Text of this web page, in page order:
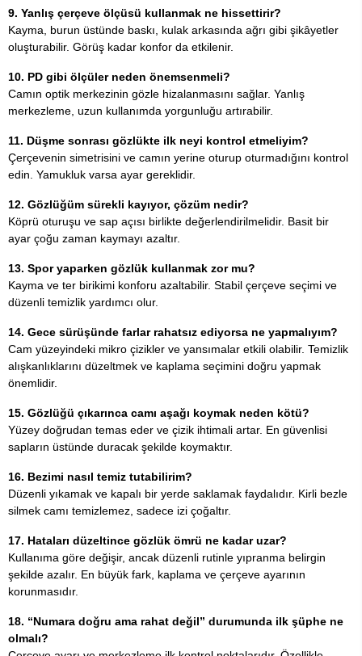
9. Yanlış çerçeve ölçüsü kullanmak ne hissettirir?
Kayma, burun üstünde baskı, kulak arkasında ağrı gibi şikâyetler
oluşturabilir. Görüş kadar konfor da etkilenir.
10. PD gibi ölçüler neden önemsenmeli?
Camın optik merkezinin gözle hizalanmasını sağlar. Yanlış
merkezleme, uzun kullanımda yorgunluğu artırabilir.
11. Düşme sonrası gözlükte ilk neyi kontrol etmeliyim?
Çerçevenin simetrisini ve camın yerine oturup oturmadığını kontrol
edin. Yamukluk varsa ayar gereklidir.
12. Gözlüğüm sürekli kayıyor, çözüm nedir?
Köprü oturuşu ve sap açısı birlikte değerlendirilmelidir. Basit bir
ayar çoğu zaman kaymayı azaltır.
13. Spor yaparken gözlük kullanmak zor mu?
Kayma ve ter birikimi konforu azaltabilir. Stabil çerçeve seçimi ve
düzenli temizlik yardımcı olur.
14. Gece sürüşünde farlar rahatsız ediyorsa ne yapmalıyım?
Cam yüzeyindeki mikro çizikler ve yansımalar etkili olabilir. Temizlik
alışkanlıklarını düzeltmek ve kaplama seçimini doğru yapmak
önemlidir.
15. Gözlüğü çıkarınca camı aşağı koymak neden kötü?
Yüzey doğrudan temas eder ve çizik ihtimali artar. En güvenlisi
sapların üstünde duracak şekilde koymaktır.
16. Bezimi nasıl temiz tutabilirim?
Düzenli yıkamak ve kapalı bir yerde saklamak faydalıdır. Kirli bezle
silmek camı temizlemez, sadece izi çoğaltır.
17. Hataları düzeltince gözlük ömrü ne kadar uzar?
Kullanıma göre değişir, ancak düzenli rutinle yıpranma belirgin
şekilde azalır. En büyük fark, kaplama ve çerçeve ayarının
korunmasıdır.
18. “Numara doğru ama rahat değil” durumunda ilk şüphe ne
olmalı?